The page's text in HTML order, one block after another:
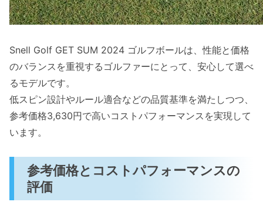
Snell Golf GET SUM 2024 ゴルフボールは、性能と価格
のバランスを重視するゴルファーにとって、安心して選べ
るモデルです。
低スピン設計やルール適合などの品質基準を満たしつつ、
参考価格3,630円で高いコストパフォーマンスを実現して
います。
参考価格とコストパフォーマンスの
評価